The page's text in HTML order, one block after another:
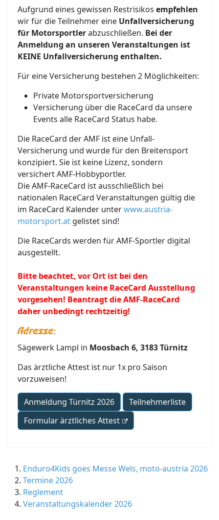
Aufgrund eines gewissen Restrisikos empfehlen
wir für die Teilnehmer eine Unfallversicherung
für Motorsportlerabzuschließen. Bei der
Anmeldung an unseren Veranstaltungen ist
KEINE Unfallversicherung enthalten.
Für eine Versicherung bestehen 2 Möglichkeiten:
Private Motorsportversicherung
Versicherung über die RaceCard da unsere
Events alle RaceCard Status habe.
Die RaceCard der AMF ist eine Unfall-
Versicherung und wurde für den Breitensport
konzipiert. Sie ist keine Lizenz, sondern
versichert AMF-Hobbyportler.
Die AMF-RaceCard ist ausschließlich bei
nationalen RaceCard Veranstaltungen gültig die
im RaceCard Kalender unterwww.austria-
motorsport.at gelistet sind!
Die RaceCards werden für AMF-Sportler digital
ausgestellt.
Bitte beachtet, vor Ort ist bei den
Veranstaltungen keine RaceCard Ausstellung
vorgesehen! Beantragt die AMF-RaceCard
daher unbedingt rechtzeitig!
Adresse:
Sägewerk Lampl in Moosbach 6, 3183 Türnitz
Das ärztliche Attest ist nur 1x pro Saison
vorzuweisen!
Anmeldung Türnitz 2026
Teilnehmerliste
Formular ärztliches Attest
Enduro4Kids goes Messe Wels, moto-austria 2026
Termine 2026
Reglement
Veranstaltungskalender 2026